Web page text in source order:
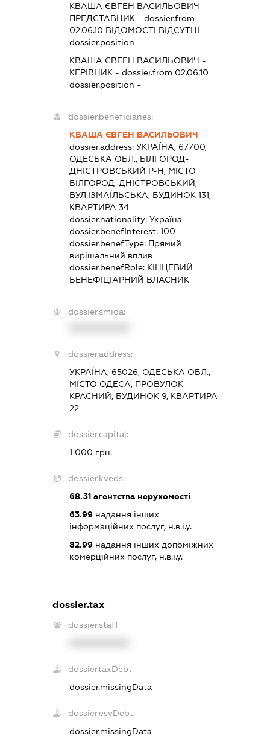
КВАША ЄВГЕН ВАСИЛЬОВИЧ -
ПРЕДСТАВНИК - dossier.from
02.06.10 ВІДОМОСТІ ВІДСУТНІ
dossier.position -
КВАША ЄВГЕН ВАСИЛЬОВИЧ -
КЕРІВНИК - dossier.from 02.06.10
dossier.position -
dossier.beneficiaries:
КВАША ЄВГЕН ВАСИЛЬОВИЧ
dossier.address: УКРАЇНА, 67700,
ОДЕСЬКА ОБЛ., БІЛГОРОД-
ДНІСТРОВСЬКИЙ Р-Н, МІСТО
БІЛГОРОД-ДНІСТРОВСЬКИЙ,
ВУЛ.ІЗМАЇЛЬСЬКА, БУДИНОК 131,
КВАРТИРА 34
dossier.nationality: Україна
dossier.benefInterest: 100
dossier.benefType: Прямий
вирішальний вплив
dossier.benefRole: КІНЦЕВИЙ
БЕНЕФІЦІАРНИЙ ВЛАСНИК
dossier.smida:
dossier.address:
УКРАЇНА, 65026, ОДЕСЬКА ОБЛ.,
МІСТО ОДЕСА, ПРОВУЛОК
КРАСНИЙ, БУДИНОК 9, КВАРТИРА
22
dossier.capital:
1 000 грн.
dossier.kveds:
68.31агентства нерухомості
63.99надання інших
інформаційних послуг, н.в.і.у.
82.99надання інших допоміжних
комерційних послуг, н.в.і.у.
dossier.tax
dossier.staff
dossier.taxDebt
dossier.missingData
dossier.esvDebt
dossier.missingData